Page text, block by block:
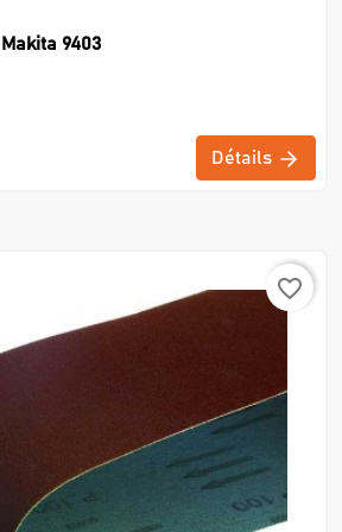
9403
Détails
favorite_border